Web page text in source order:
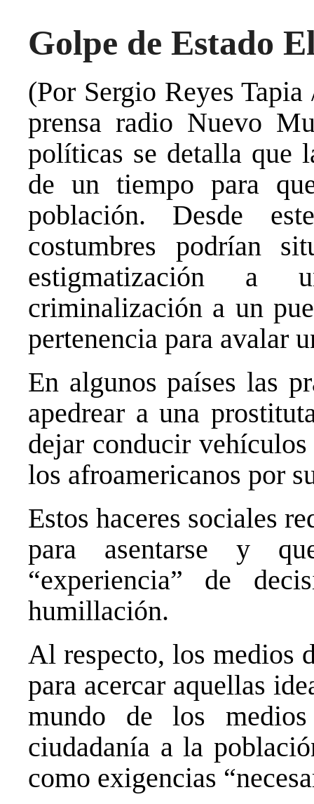
Golpe de Estado
(Por Sergio Reyes
prensa radio Nuevo
políticas se detalla que
de un tiempo para
población. Desde
costumbres podrían
estigmatización a
criminalización a un
pertenencia para avalar
En algunos países las
apedrear a una
dejar conducir
los afroamericanos por
Estos haceres sociales
para asentarse y
“experiencia” de
humillación.
Al respecto, los medios
para acercar aquellas
mundo de los
ciudadanía a la
como exigencias